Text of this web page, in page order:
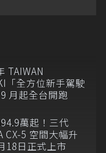
TAIWAN
「全方位新手駕駛
月起全台開跑
萬起！三代
CX-5 空間大幅升
18日正式上市